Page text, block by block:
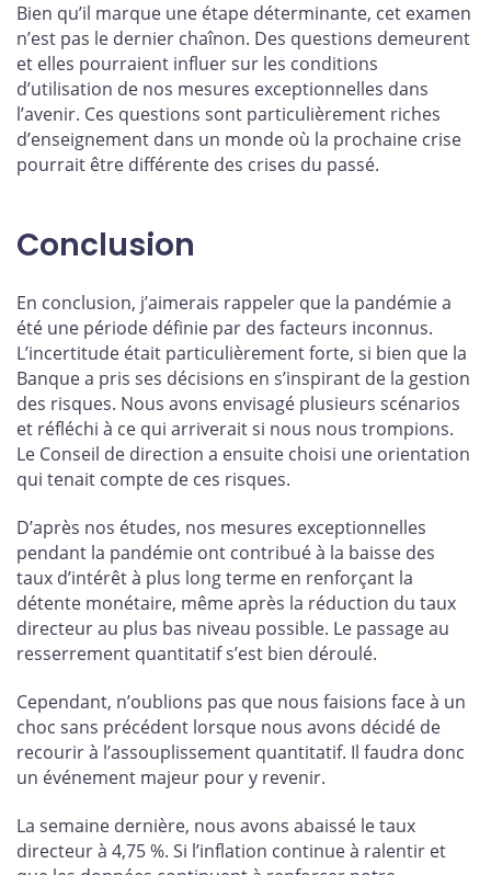
Bien qu’il marque une étape déterminante, cet examen
n’est pas le dernier chaînon. Des questions demeurent
et elles pourraient influer sur les conditions
d’utilisation de nos mesures exceptionnelles dans
l’avenir. Ces questions sont particulièrement riches
d’enseignement dans un monde où la prochaine crise
pourrait être différente des crises du passé.
Conclusion
En conclusion, j’aimerais rappeler que la pandémie a
été une période définie par des facteurs inconnus.
L’incertitude était particulièrement forte, si bien que la
Banque a pris ses décisions en s’inspirant de la gestion
des risques. Nous avons envisagé plusieurs scénarios
et réfléchi à ce qui arriverait si nous nous trompions.
Le Conseil de direction a ensuite choisi une orientation
qui tenait compte de ces risques.
D’après nos études, nos mesures exceptionnelles
pendant la pandémie ont contribué à la baisse des
taux d’intérêt à plus long terme en renforçant la
détente monétaire, même après la réduction du taux
directeur au plus bas niveau possible. Le passage au
resserrement quantitatif s’est bien déroulé.
Cependant, n’oublions pas que nous faisions face à un
choc sans précédent lorsque nous avons décidé de
recourir à l’assouplissement quantitatif. Il faudra donc
un événement majeur pour y revenir.
La semaine dernière, nous avons abaissé le taux
directeur à 4,75 %. Si l’inflation continue à ralentir et